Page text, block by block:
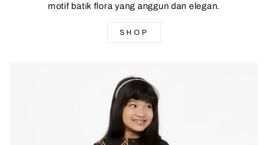
motif batik flora yang anggun dan elegan.
SHOP